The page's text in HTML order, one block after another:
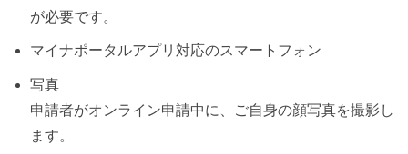
が必要です。
マイナポータルアプリ対応のスマートフォン
写真
申請者がオンライン申請中に、ご自身の顔写真を撮影し
ます。